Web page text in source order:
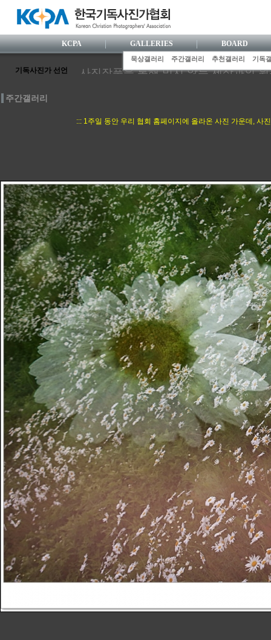
KCPA GALLERIES
묵상갤러리 주간갤러리 추천갤러리 기독
BOARD
기독사진가 선언
사진작품을 통해 믿지 않는 세상과의
한국사람 특유의 섬세한 감수성으로
주간갤러리
::: 1주일 동안 우리 협회 홈페이지에 올라온 사진 가운데, 사